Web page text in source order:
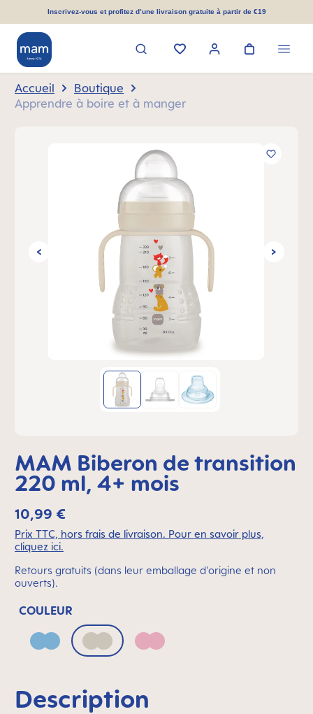
principal
Inscrivez-vous et profitez d’une livraison gratuite à partir de €19
Accueil
Boutique
Apprendre à boire et à manger
MAM Biberon de transition
220 ml, 4+ mois
10,99 €
Prix TTC, hors frais de livraison. Pour en savoir plus,
cliquez ici.
Retours gratuits (dans leur emballage d'origine et non
ouverts).
COULEUR
Blue Neutral Pink
Description